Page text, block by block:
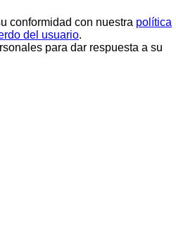
conformidad con nuestra política
del usuario.
para dar respuesta a su